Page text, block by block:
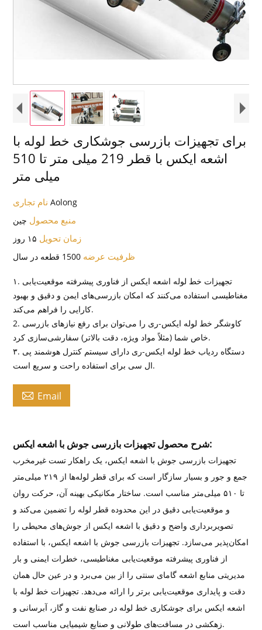
برای تجهیزات بازرسی جوشکاری خط لوله با
اشعه ایکس با قطر 219 میلی متر تا 510
میلی متر
نام تجاریAolong
منبع محصول چین
زمان تحویل ۱۵ روز
ظرفیت عرضه 1500 قطعه در سال
۱. تجهیزات خط لوله اشعه ایکس از فناوری پیشرفته موقعیت‌یابی
مغناطیسی استفاده می‌کنند که امکان بازرسی‌های ایمن و دقیق و بهبود
کارایی را فراهم می‌کند.
2. کاوشگر خط لوله ایکس-ری را می‌توان برای رفع نیازهای بازرسی
خاص شما (مثلاً مواد ویژه، دقت بالاتر) سفارشی‌سازی کرد.
۳. دستگاه ردیاب خط لوله ایکس-ری دارای سیستم کنترل هوشمند پی
ال سی برای استفاده راحت و سریع است.
 Email
شرح محصول تجهیزات بازرسی جوش با اشعه ایکس:
تجهیزات بازرسی جوش با اشعه ایکس، یک راهکار تست غیرمخرب
جمع و جور و بسیار سازگار است که برای قطر لوله‌ها از ۲۱۹ میلی‌متر
تا ۵۱۰ میلی‌متر مناسب است. ساختار مکانیکی بهینه آن، حرکت روان
و موقعیت‌یابی دقیق در این محدوده قطر لوله را تضمین می‌کند و
تصویربرداری واضح و دقیق با اشعه ایکس از جوش‌های محیطی را
امکان‌پذیر می‌سازد. تجهیزات بازرسی جوش با اشعه ایکس، با استفاده
از فناوری پیشرفته موقعیت‌یابی مغناطیسی، خطرات ایمنی و بار
مدیریتی منابع اشعه گامای سنتی را از بین می‌برد و در عین حال همان
دقت و پایداری موقعیت‌یابی برتر را ارائه می‌دهد. تجهیزات خط لوله با
اشعه ایکس برای جوشکاری خط لوله در صنایع نفت و گاز، آبرسانی و
زهکشی در مسافت‌های طولانی و صنایع شیمیایی مناسب است.